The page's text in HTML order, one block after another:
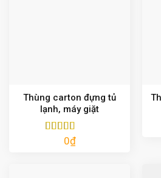
Thùng carton đựng tủ
lạnh, máy giặt
Được xếp
0₫